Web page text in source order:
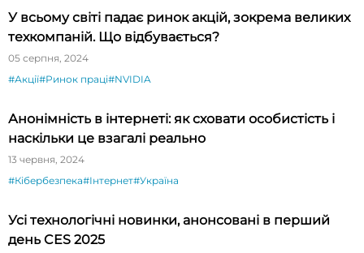
У всьому світі падає ринок акцій, зокрема великих
техкомпаній. Що відбувається?
05 серпня, 2024
#Акції#Ринок праці#NVIDIA
Анонімність в інтернеті: як сховати особистість і
наскільки це взагалі реально
13 червня, 2024
#Кібербезпека#Інтернет#Україна
Усі технологічні новинки, анонсовані в перший
день CES 2025